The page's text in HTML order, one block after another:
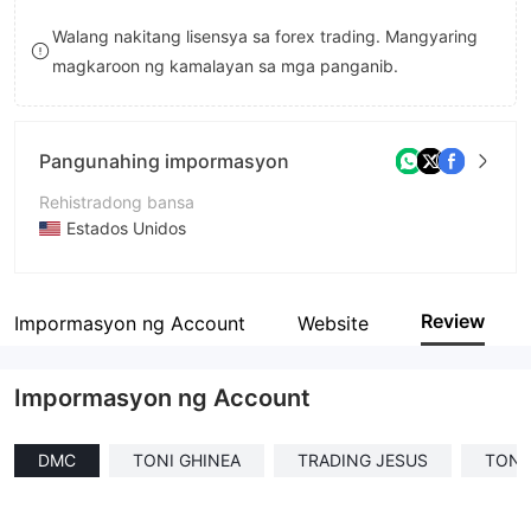
8
9
Walang nakitang lisensya sa forex trading. Mangyaring
magkaroon ng kamalayan sa mga panganib.
Pangunahing impormasyon
Rehistradong bansa
Estados Unidos
Kumpanya
Impormasyon ng Account Website Review
Impormasyon ng Account
DMC TONI GHINEA TRADING JESUS